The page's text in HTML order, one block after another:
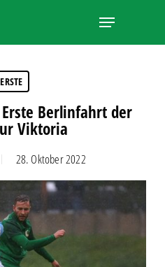
Menu
ERSTE
Berlinfahrt der
Viktoria
28. Oktober 2022
Close